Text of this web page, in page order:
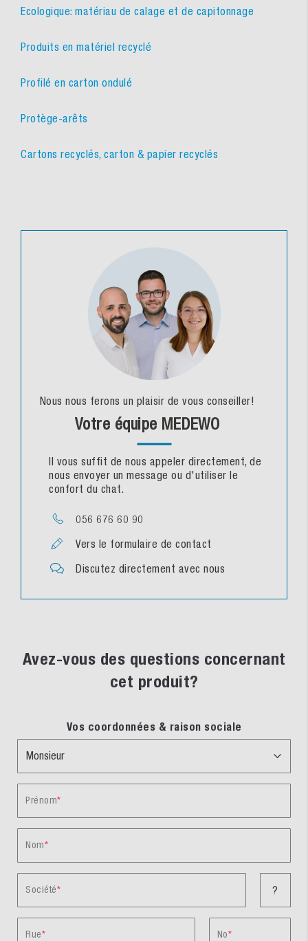
Ecologique: matériau de calage et de capitonnage
Produits en matériel recyclé
Profilé en carton ondulé
Protège-arêts
Cartons recyclés, carton & papier recyclés
Nous nous ferons un plaisir de vous conseiller!
Votre équipe MEDEWO
Il vous suffit de nous appeler directement, de
nous envoyer un message ou d'utiliser le
confort du chat.
056 676 60 90
Vers le formulaire de contact
Discutez directement avec nous
Avez-vous des questions concernant
cet produit?
Vos coordonnées & raison sociale
Prénom
Nom
Société ?
Rue No